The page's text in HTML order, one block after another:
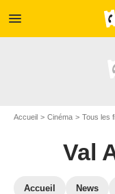
menu
Accueil Cinéma Tous les
Val
Accueil News